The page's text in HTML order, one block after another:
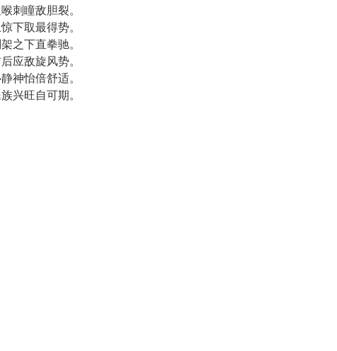
刺瞳敌胆裂。
下取最得势。
架之下直拳驰。
应敌旋风势。
神怡倍舒适。
兴旺自可期。